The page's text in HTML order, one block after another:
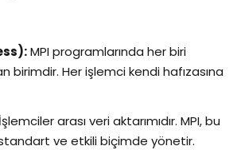
MPI programlarında her biri
birimdir. Her işlemci kendi hafızasına
İşlemciler arası veri aktarımıdır. MPI, bu
ve etkili biçimde yönetir.